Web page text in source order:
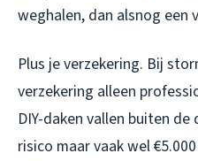
weghalen, dan alsnog een
Plus je verzekering. Bij
verzekering alleen
DIY-daken vallen buiten
risico maar vaak wel